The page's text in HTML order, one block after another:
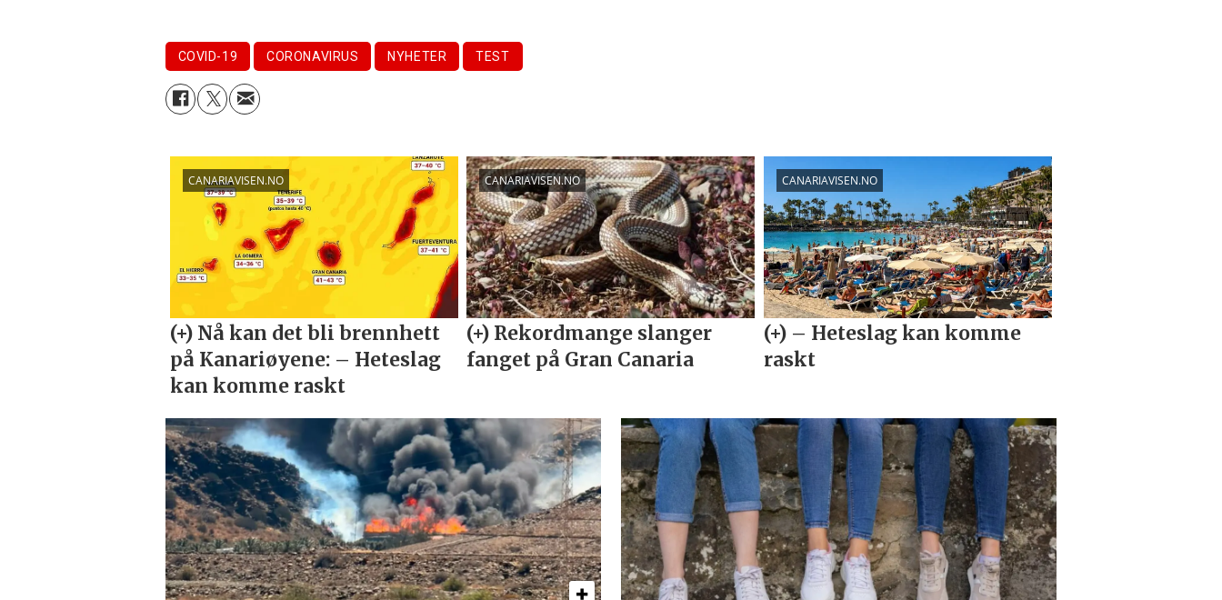
COVID-19 CORONAVIRUS NYHETER TEST